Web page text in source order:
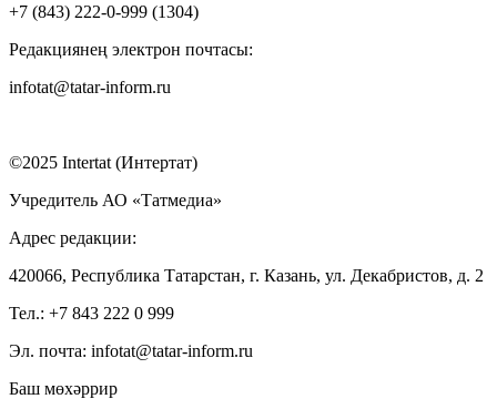
+7 (843) 222-0-999 (1304)
Редакциянең электрон почтасы:
infotat@tatar-inform.ru
©2025 Intertat (Интертат)
Учредитель АО «Татмедиа»
Адрес редакции:
420066, Республика Татарстан, г. Казань, ул. Декабристов, д. 2
Тел.: +7 843 222 0 999
Эл. почта: infotat@tatar-inform.ru
Баш мөхәррир